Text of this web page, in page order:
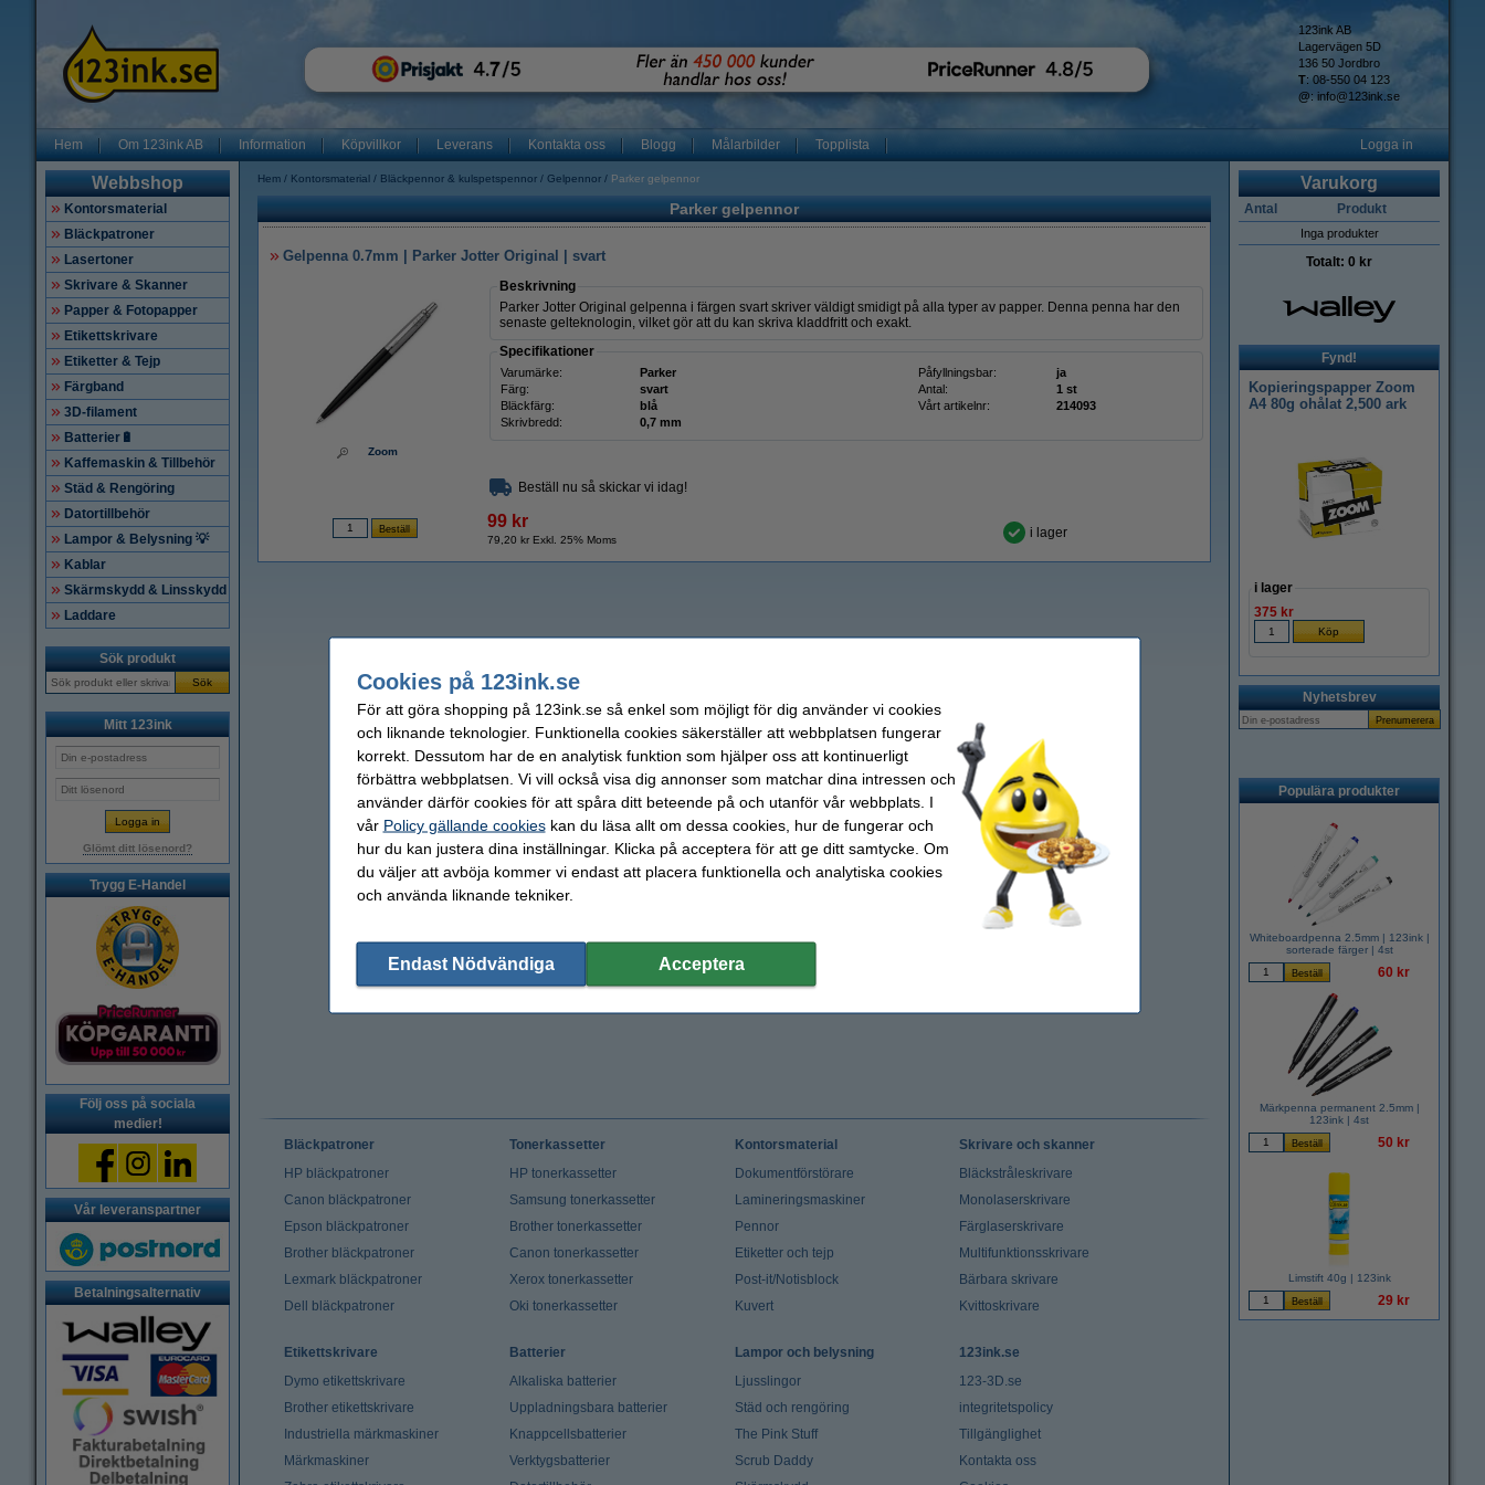
123ink AB
Lagervägen 5D
136 50 Jordbro
T: 08-550 04 123
@: info@123ink.se
Hem Om 123ink AB Information Köpvillkor Leverans Kontakta oss Blogg Målarbilder Topplista Logga in
Webbshop
Kontorsmaterial
Bläckpatroner
Lasertoner
Skrivare & Skanner
Papper & Fotopapper
Etikettskrivare
Etiketter & Tejp
Färgband
3D-filament
Batterier🔋
Kaffemaskin & Tillbehör
Städ & Rengöring
Datortillbehör
Lampor & Belysning 💡
Kablar
Skärmskydd & Linsskydd
Laddare
Sök produkt
Sök
Mitt 123ink
Glömt ditt lösenord?
Trygg E-Handel
Följ oss på sociala
medier!
Vår leveranspartner
Betalningsalternativ
Hem Kontorsmaterial Bläckpennor & kulspetspennor Gelpennor Parker gelpennor
Parker gelpennor
Gelpenna 0.7mm | Parker Jotter Original | svart
Zoom
Beskrivning
Parker Jotter Original gelpenna i färgen svart skriver väldigt smidigt på alla typer av papper. Denna penna har den
senaste gelteknologin, vilket gör att du kan skriva kladdfritt och exakt.
Specifikationer
Varumärke: Parker Påfyllningsbar:
ja
Färg:
svart Antal:
1 st
Bläckfärg:
blå Vårt artikelnr:
214093
Skrivbredd:
0,7 mm
Beställ nu så skickar vi idag!
99 kr
79,20 kr Exkl. 25% Moms i lager
Varukorg
Antal Produkt
Inga produkter
Totalt: 0 kr
Fynd!
Kopieringspapper Zoom
A4 80g ohålat 2,500 ark
i lager
375 kr
Nyhetsbrev
Populära produkter
Whiteboardpenna 2.5mm | 123ink |
sorterade färger | 4st
60 kr
Märkpenna permanent 2.5mm |
123ink | 4st
50 kr
Limstift 40g | 123ink
29 kr
Bläckpatroner
HP bläckpatroner
Canon bläckpatroner
Epson bläckpatroner
Brother bläckpatroner
Lexmark bläckpatroner
Dell bläckpatroner
Tonerkassetter
HP tonerkassetter
Samsung tonerkassetter
Brother tonerkassetter
Canon tonerkassetter
Xerox tonerkassetter
Oki tonerkassetter
Kontorsmaterial
Dokumentförstörare
Lamineringsmaskiner
Pennor
Etiketter och tejp
Post-it/Notisblock
Kuvert
Skrivare och skanner
Bläckstråleskrivare
Monolaserskrivare
Färglaserskrivare
Multifunktionsskrivare
Bärbara skrivare
Kvittoskrivare
Etikettskrivare
Dymo etikettskrivare
Brother etikettskrivare
Industriella märkmaskiner
Märkmaskiner
Batterier
Alkaliska batterier
Uppladningsbara batterier
Knappcellsbatterier
Verktygsbatterier
Lampor och belysning
Ljusslingor
Städ och rengöring
The Pink Stuff
Scrub Daddy
123ink.se
123-3D.se
integritetspolicy
Tillgänglighet
Kontakta oss
Cookies på 123ink.se
För att göra shopping på 123ink.se så enkel som möjligt för dig använder vi cookies
och liknande teknologier. Funktionella cookies säkerställer att webbplatsen fungerar
korrekt. Dessutom har de en analytisk funktion som hjälper oss att kontinuerligt
förbättra webbplatsen. Vi vill också visa dig annonser som matchar dina intressen och
använder därför cookies för att spåra ditt beteende på och utanför vår webbplats. I
vår Policy gällande cookieskan du läsa allt om dessa cookies, hur de fungerar och
hur du kan justera dina inställningar. Klicka på acceptera för att ge ditt samtycke. Om
du väljer att avböja kommer vi endast att placera funktionella och analytiska cookies
och använda liknande tekniker.
Endast Nödvändiga Acceptera